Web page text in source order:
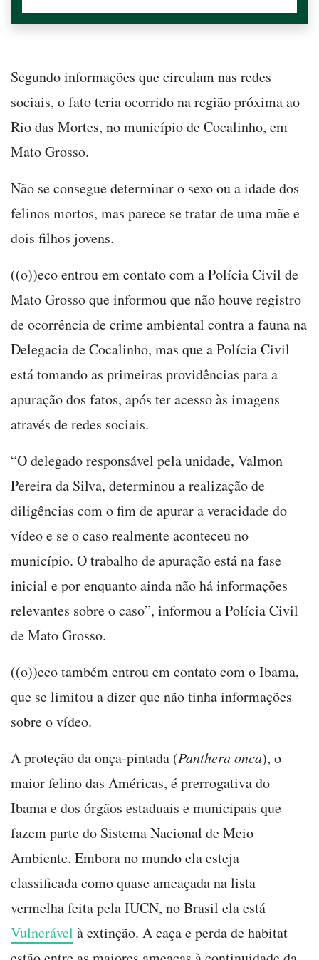
Segundo informações que circulam nas redes
sociais, o fato teria ocorrido na região próxima ao
Rio das Mortes, no município de Cocalinho, em
Mato Grosso.
Não se consegue determinar o sexo ou a idade dos
felinos mortos, mas parece se tratar de uma mãe e
dois filhos jovens.
((o))eco entrou em contato com a Polícia Civil de
Mato Grosso que informou que não houve registro
de ocorrência de crime ambiental contra a fauna na
Delegacia de Cocalinho, mas que a Polícia Civil
está tomando as primeiras providências para a
apuração dos fatos, após ter acesso às imagens
através de redes sociais.
“O delegado responsável pela unidade, Valmon
Pereira da Silva, determinou a realização de
diligências com o fim de apurar a veracidade do
vídeo e se o caso realmente aconteceu no
município. O trabalho de apuração está na fase
inicial e por enquanto ainda não há informações
relevantes sobre o caso”, informou a Polícia Civil
de Mato Grosso.
((o))eco também entrou em contato com o Ibama,
que se limitou a dizer que não tinha informações
sobre o vídeo.
A proteção da onça-pintada (Panthera onca), o
maior felino das Américas, é prerrogativa do
Ibama e dos órgãos estaduais e municipais que
fazem parte do Sistema Nacional de Meio
Ambiente. Embora no mundo ela esteja
classificada como quase ameaçada na lista
vermelha feita pela IUCN, no Brasil ela está
Vulnerável à extinção. A caça e perda de habitat